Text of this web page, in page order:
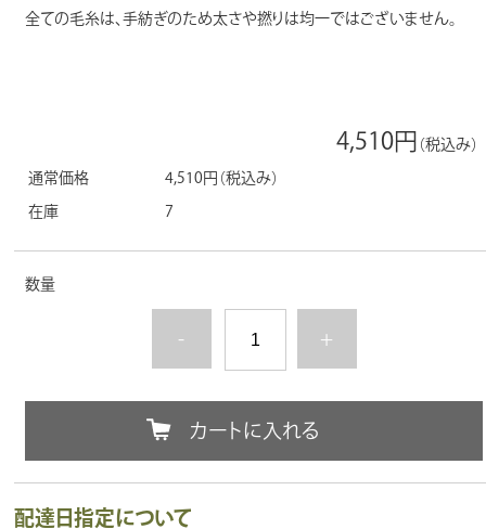
全ての毛糸は、手紡ぎのため太さや撚りは均一ではございません。
4,510円 （税込み）
通常価格 4,510円 （税込み）
在庫 7
数量
- +
カートに入れる
配達日指定について